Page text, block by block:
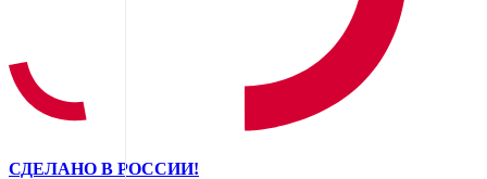
СДЕЛАНО В РОССИИ!